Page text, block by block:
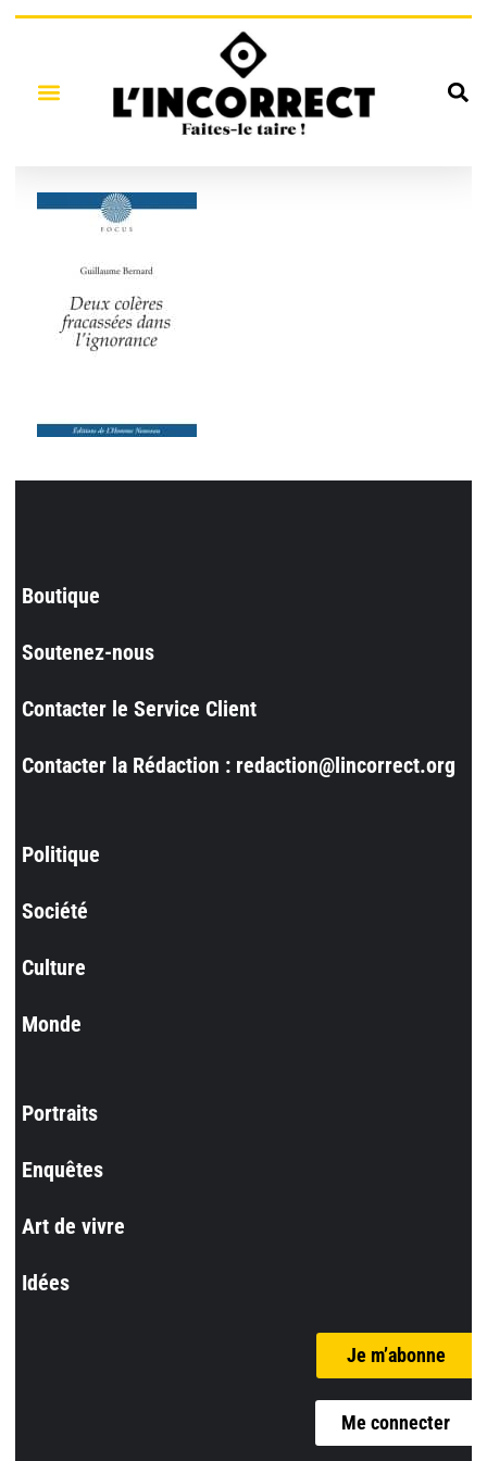
Boutique
Soutenez-nous
Contacter le Service Client
Contacter la Rédaction : redaction@lincorrect.org
Politique
Société
Culture
Monde
Portraits
Enquêtes
Art de vivre
Idées
Je m’abonne
Me connecter